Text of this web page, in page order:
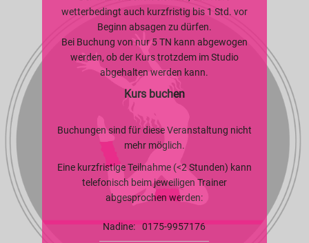
wetterbedingt auch kurzfristig bis 1 Std. vor
Beginn absagen zu dürfen.
Bei Buchung von nur 5 TN kann abgewogen
werden, ob der Kurs trotzdem im Studio
abgehalten werden kann.
Kurs buchen
Buchungen sind für diese Veranstaltung nicht
mehr möglich.
Eine kurzfristige Teilnahme (<2 Stunden) kann
telefonisch beim jeweiligen Trainer
abgesprochen werden:
Nadine: 0175-9957176